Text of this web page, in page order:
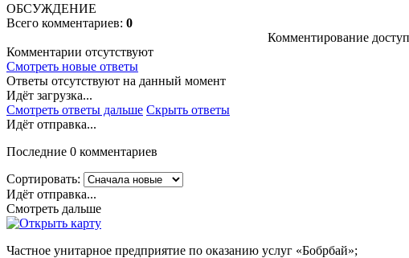
ОБСУЖДЕНИЕ
Всего комментариев: 0
Комментирование
Комментарии отсутствуют
Смотреть новые ответы
Ответы отсутствуют на данный момент
Идёт загрузка...
Смотреть ответы дальше Скрыть ответы
Идёт отправка...
Последние 0 комментариев
Сортировать:
Идёт отправка...
Смотреть дальше
Частное унитарное предприятие по оказанию услуг «Бобрбай»;